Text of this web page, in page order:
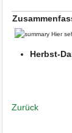
Hier
Herbst-
Zurück